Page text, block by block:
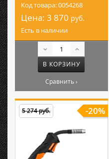
Код товара: 0054268
Цена: 3 870 руб.
Есть в наличии
В КОРЗИНУ
Сравнить ›
-20%
5 274 руб.